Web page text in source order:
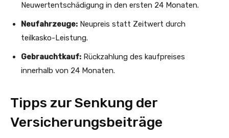
Neuwertentschädigung in den ersten 24 Monaten.
Neufahrzeuge: Neupreis statt Zeitwert durch
teilkasko-Leistung.
Gebrauchtkauf: Rückzahlung des kaufpreises
innerhalb von 24 Monaten.
Tipps zur Senkung der
Versicherungsbeiträge